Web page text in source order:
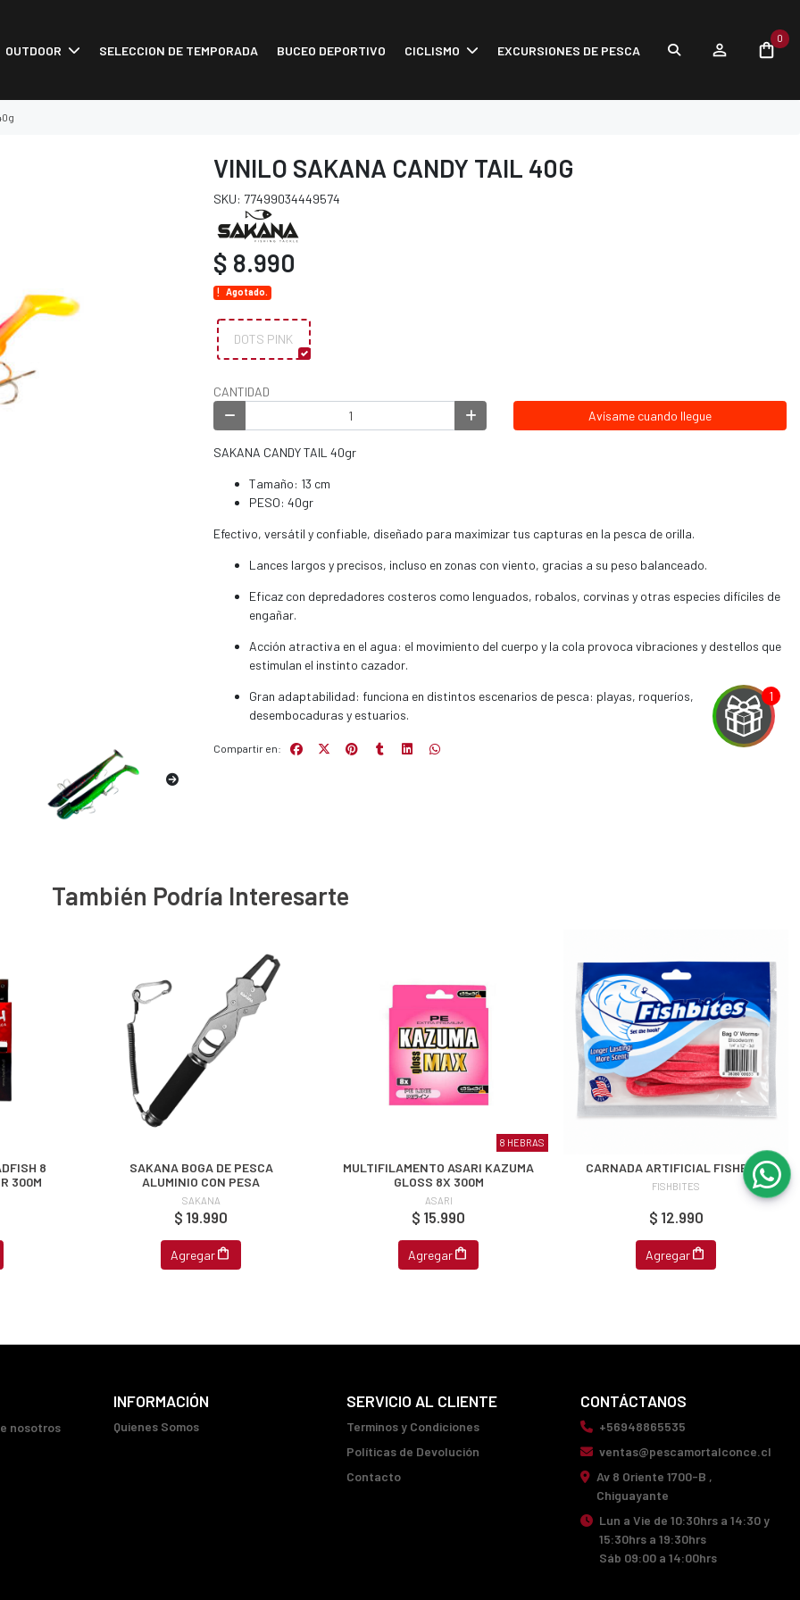
OUTDOOR SELECCION DE TEMPORADA BUCEO DEPORTIVO CICLISMO EXCURSIONES DE PESCA
0
VINILO SAKANA CANDY TAIL 40G
SKU: 77499034449574
$ 8.990
Agotado.
DOTS PINK
CANTIDAD
Avísame cuando llegue
SAKANA CANDY TAIL 40gr
Tamaño: 13 cm
PESO: 40gr
Efectivo, versátil y confiable, diseñado para maximizar tus capturas en la pesca de orilla.
Lances largos y precisos, incluso en zonas con viento, gracias a su peso balanceado.
Eficaz con depredadores costeros como lenguados, robalos, corvinas y otras especies difíciles de
engañar.
Acción atractiva en el agua: el movimiento del cuerpo y la cola provoca vibraciones y destellos que
estimulan el instinto cazador.
Gran adaptabilidad: funciona en distintos escenarios de pesca: playas, roqueríos,
desembocaduras y estuarios.
Compartir en:
También Podría Interesarte
8
300M
SAKANA BOGA DE PESCA
ALUMINIO CON PESA
SAKANA
$ 19.990
Agregar
8 HEBRAS
MULTIFILAMENTO ASARI KAZUMA
GLOSS 8X 300M
ASARI
$ 15.990
Agregar
CARNADA ARTIFICIAL FISHBITE
FISHBITES
$ 12.990
Agregar
nosotros
INFORMACIÓN
Quienes Somos
SERVICIO AL CLIENTE
Terminos y Condiciones
Políticas de Devolución
Contacto
CONTÁCTANOS
+56948865535
ventas@pescamortalconce.cl
Av 8 Oriente 1700-B ,
Chiguayante
Lun a Vie de 10:30hrs a 14:30 y
15:30hrs a 19:30hrs
Sáb 09:00 a 14:00hrs